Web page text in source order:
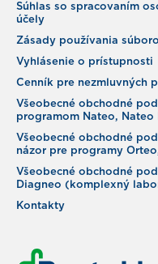
Súhlas so spracovaním
účely
Zásady používania
Vyhlásenie o prístupnosti
Cenník pre nezmluvných
Všeobecné obchodné
programom Nateo, Nateo
Všeobecné obchodné
názor pre programy
Všeobecné obchodné
Diagneo (komplexný
Kontakty